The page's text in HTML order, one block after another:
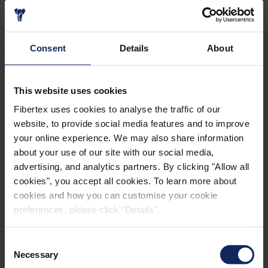
Consent Details About
This website uses cookies
Fibertex uses cookies to analyse the traffic of our
website, to provide social media features and to improve
your online experience. We may also share information
about your use of our site with our social media,
advertising, and analytics partners. By clicking "Allow all
cookies", you accept all cookies. To learn more about
cookies and how you can customise your cookie
preferences, please click "Details".
Selection
Necessary
°F) y nuestra temperatura de trabajo recomendada es
clientes que usan Compoflex
a 200°C (392 °F). Esto se
enfriamiento, el pelado es igualmente fácil y el
material recupera la estabilidad. Recomendamos
realizar una prueba en una parte pequeña.
Los datos técnicos de la parte superior son
orientativos.
MD = longitudinal
CD = transversal
Ancho: 1,52 m (60 in)